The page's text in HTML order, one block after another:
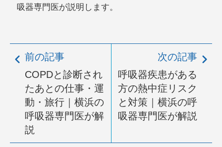
吸器専門医が説明します。
前の記事
COPDと診断され
たあとの仕事・運
動・旅行｜横浜の
呼吸器専門医が解
説
次の記事
呼吸器疾患がある
方の熱中症リスク
と対策｜横浜の呼
吸器専門医が解説